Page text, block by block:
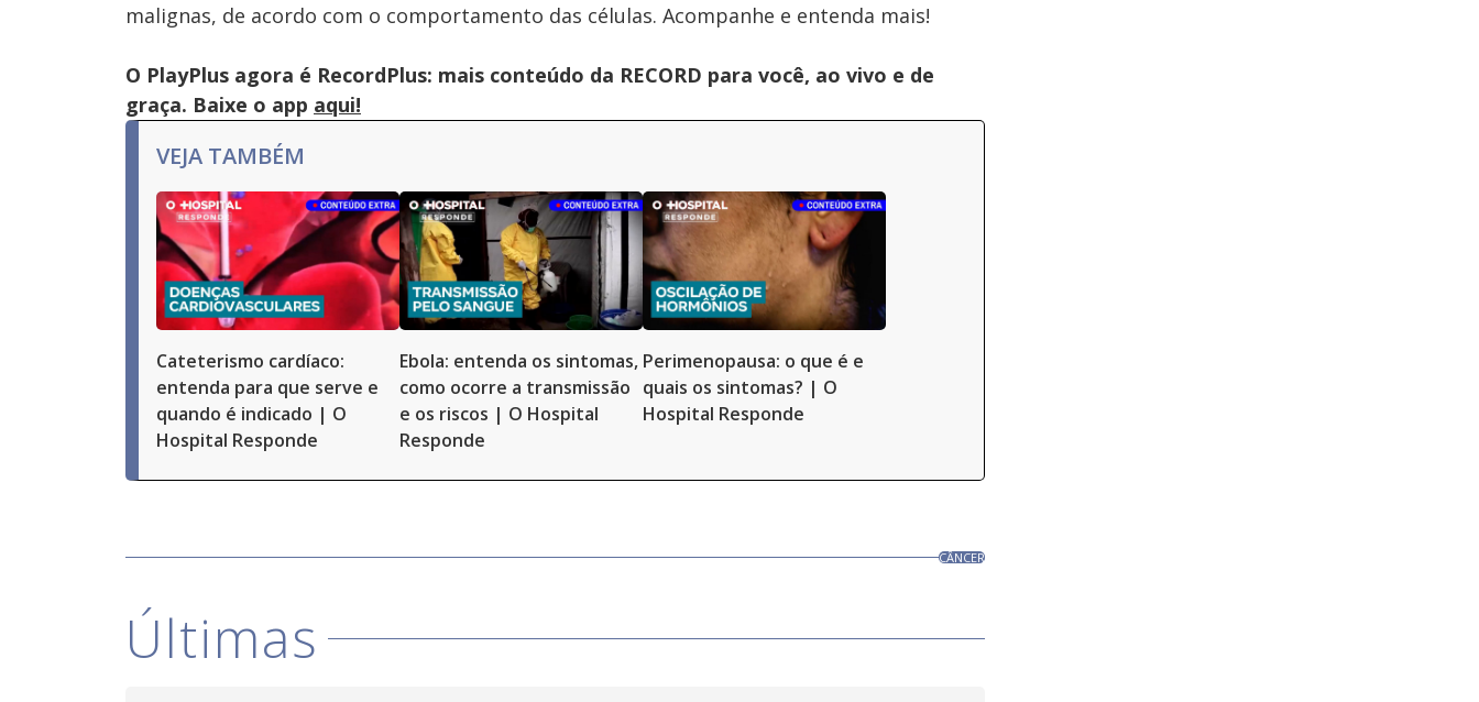
malignas, de acordo com o comportamento das células. Acompanhe e entenda mais!
O PlayPlus agora é RecordPlus: mais conteúdo da RECORD para você, ao vivo e de
graça. Baixe o app aqui!
VEJA TAMBÉM
Cateterismo cardíaco:
entenda para que serve e
quando é indicado | O
Hospital Responde
Ebola: entenda os sintomas,
como ocorre a transmissão
e os riscos | O Hospital
Responde
Perimenopausa: o que é e
quais os sintomas? | O
Hospital Responde
CÂNCER
Últimas